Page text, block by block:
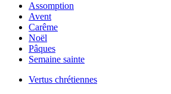
Assomption
Avent
Carême
Noël
Pâques
Semaine sainte
Vertus chrétiennes